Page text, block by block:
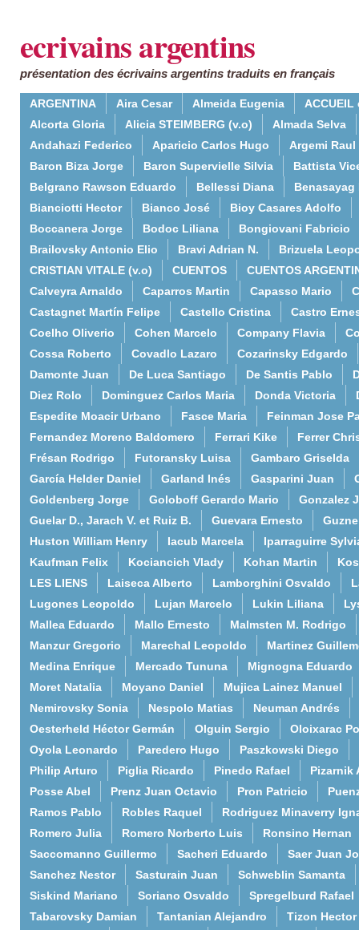
ecrivains argentins
présentation des écrivains argentins traduits en français
ARGENTINA Aira Cesar Almeida Eugenia
ACCUEIL
Alcorta Gloria
Alicia STEIMBERG (v.o)
Almada Selva
Andahazi Federico
Aparicio Carlos Hugo
Argemi Raul
Baron Biza Jorge
Baron Supervielle Silvia
Battista
Belgrano Rawson Eduardo
Bellessi Diana
Benasayag
Bianciotti Hector
Bianco José
Bioy Casares Adolfo
Boccanera Jorge
Bodoc Liliana
Bongiovani Fabricio
Brailovsky Antonio Elio
Bravi Adrian N.
Brizuela
CRISTIAN VITALE (v.o)
CUENTOS
CUENTOS
Calveyra Arnaldo
Caparros Martin Capasso Mario
Castagnet Martín Felipe
Castello Cristina
Castro
Coelho Oliverio
Cohen Marcelo Company Flavia
Cossa Roberto
Covadlo Lazaro
Cozarinsky Edgardo
Damonte Juan
De Luca Santiago De Santis Pablo
Diez Rolo
Dominguez Carlos Maria Donda Victoria
Espedite Moacir Urbano
Fasce Maria
Feinman Jose
Fernandez Moreno Baldomero
Ferrari Kike
Ferrer
Frésan Rodrigo
Futoransky Luisa
Gambaro Griselda
García Helder Daniel
Garland Inés Gasparini Juan
Goldenberg Jorge
Goloboff Gerardo Mario
Gonzalez
Guelar D., Jarach V. et Ruiz B.
Guevara Ernesto
Huston William Henry
Iacub Marcela
Iparraguirre
Kaufman Felix
Kociancich Vlady Kohan Martin
LES LIENS
Laiseca Alberto Lamborghini Osvaldo
Lugones Leopoldo
Lujan Marcelo Lukin Liliana
Mallea Eduardo
Mallo Ernesto
Malmsten M. Rodrigo
Manzur Gregorio
Marechal Leopoldo
Martinez
Medina Enrique
Mercado Tununa
Mignogna Eduardo
Moret Natalia
Moyano Daniel
Mujica Lainez Manuel
Nemirovsky Sonia
Nespolo Matias
Neuman Andrés
Oesterheld Héctor Germán
Olguin Sergio
Oloixarac
Oyola Leonardo
Paredero Hugo
Paszkowski Diego
Philip Arturo
Piglia Ricardo Pinedo Rafael
Pizarnik
Posse Abel
Prenz Juan Octavio Pron Patricio
Ramos Pablo
Robles Raquel
Rodriguez Minaverry
Romero Julia
Romero Norberto Luis
Ronsino Hernan
Saccomanno Guillermo
Sacheri Eduardo
Saer Juan
Sanchez Nestor
Sasturain Juan
Schweblin Samanta
Siskind Mariano
Soriano Osvaldo
Spregelburd Rafael
Tabarovsky Damian
Tantanian Alejandro
Tizon Hector